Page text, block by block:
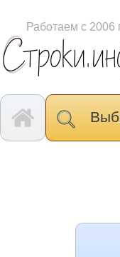
Работаем с 2006